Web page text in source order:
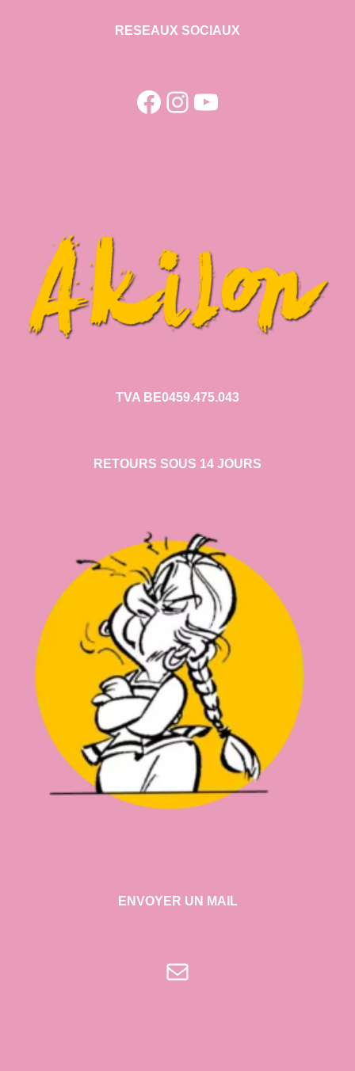
RESEAUX SOCIAUX
Facebook
Instagram
YouTube
TVA BE0459.475.043
RETOURS SOUS 14 JOURS
ENVOYER UN MAIL
E-mail